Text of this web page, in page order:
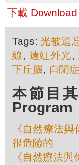
下載 Download
Tags: 光被遺
線 , 遠紅外光,
下丘腦, 自閉症
本節目
Program
《自然療法
很危險的
《自然療法